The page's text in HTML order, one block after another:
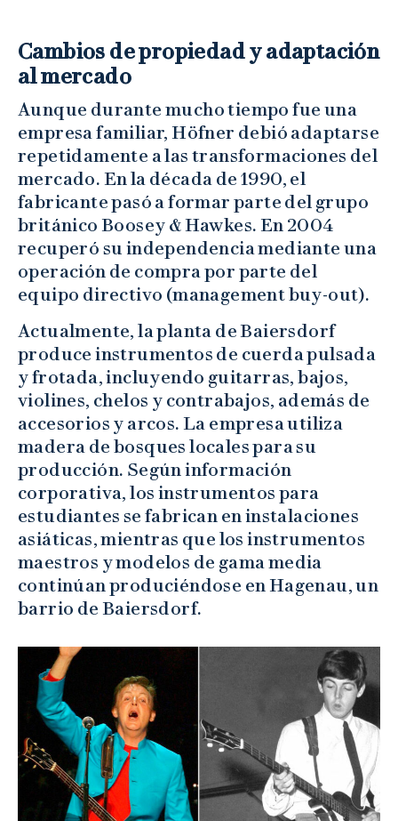
Cambios de propiedad y adaptación
al mercado
Aunque durante mucho tiempo fue una
empresa familiar, Höfner debió adaptarse
repetidamente a las transformaciones del
mercado. En la década de 1990, el
fabricante pasó a formar parte del grupo
británico Boosey & Hawkes. En 2004
recuperó su independencia mediante una
operación de compra por parte del
equipo directivo (management buy-out).
Actualmente, la planta de Baiersdorf
produce instrumentos de cuerda pulsada
y frotada, incluyendo guitarras, bajos,
violines, chelos y contrabajos, además de
accesorios y arcos. La empresa utiliza
madera de bosques locales para su
producción. Según información
corporativa, los instrumentos para
estudiantes se fabrican en instalaciones
asiáticas, mientras que los instrumentos
maestros y modelos de gama media
continúan produciéndose en Hagenau, un
barrio de Baiersdorf.